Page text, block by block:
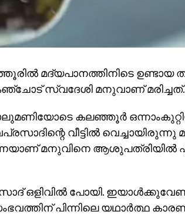
മദ്യപാനത്തിനിടെ ഉണ്ടായ
കഞ്ചോട് സ്വദേശി മനുവാണ് മരിച്ചത്.
കലഞ്ഞൂര്‍
വീട്ടില്‍ വെച്ചായിരുന്നു
മനുവിനെ ആശുപത്രിയില്‍
ഒളിവില്‍ പോയി.
പിന്നിലെ യഥാര്‍ത്ഥ